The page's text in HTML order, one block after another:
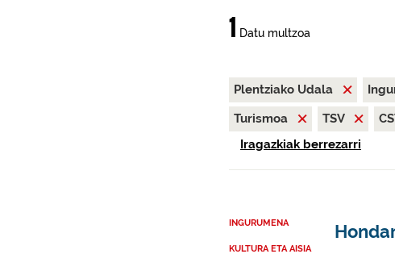
1 Datu multzoa
Plentziako Udala
Turismoa
TSV
Iragazkiak berrezarri
INGURUMENA
KULTURA ETA AISIA